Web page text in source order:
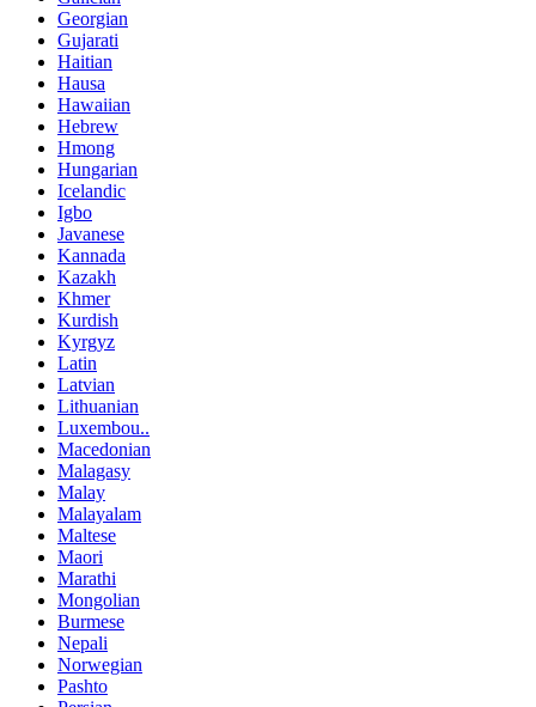
Georgian
Gujarati
Haitian
Hausa
Hawaiian
Hebrew
Hmong
Hungarian
Icelandic
Igbo
Javanese
Kannada
Kazakh
Khmer
Kurdish
Kyrgyz
Latin
Latvian
Lithuanian
Luxembou..
Macedonian
Malagasy
Malay
Malayalam
Maltese
Maori
Marathi
Mongolian
Burmese
Nepali
Norwegian
Pashto